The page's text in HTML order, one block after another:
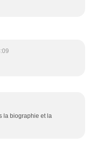
la biographie et la